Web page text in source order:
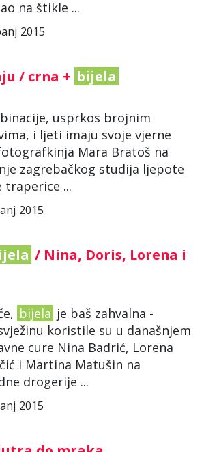
na štikle ...
2015
/ crna + bijela
usprkos brojnim
i ljeti imaju svoje vjerne
Mara Bratoš na
zagrebačkog studija ljepote
traperice ...
2015
/ Nina, Doris, Lorena i
bijela je baš zahvalna -
koristile su u današnjem
cure Nina Badrić, Lorena
i Martina Matušin na
drogerije ...
2015